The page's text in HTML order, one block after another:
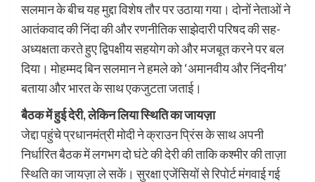
सलमान के बीच यह मुद्दा विशेष तौर पर उठाया गया। दोनों नेताओं ने
आतंकवाद की निंदा की और रणनीतिक साझेदारी परिषद की सह-
अध्यक्षता करते हुए द्विपक्षीय सहयोग को और मजबूत करने पर बल
दिया। मोहम्मद बिन सलमान ने हमले को ‘अमानवीय और निंदनीय’
बताया और भारत के साथ एकजुटता जताई।
बैठक में हुई देरी, लेकिन लिया स्थिति का जायज़ा
जेद्दा पहुंचे प्रधानमंत्री मोदी ने क्राउन प्रिंस के साथ अपनी
निर्धारित बैठक में लगभग दो घंटे की देरी की ताकि कश्मीर की ताज़ा
स्थिति का जायज़ा ले सकें। सुरक्षा एजेंसियों से रिपोर्ट मंगवाई गई